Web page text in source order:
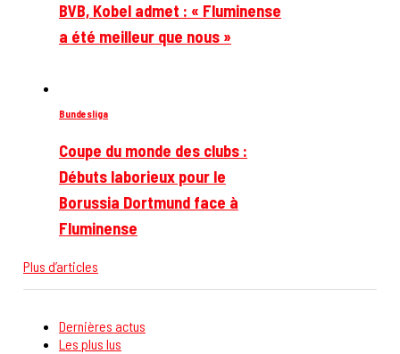
BVB, Kobel admet : « Fluminense
a été meilleur que nous »
Bundesliga
Coupe du monde des clubs :
Débuts laborieux pour le
Borussia Dortmund face à
Fluminense
Plus d’articles
Dernières actus
Les plus lus